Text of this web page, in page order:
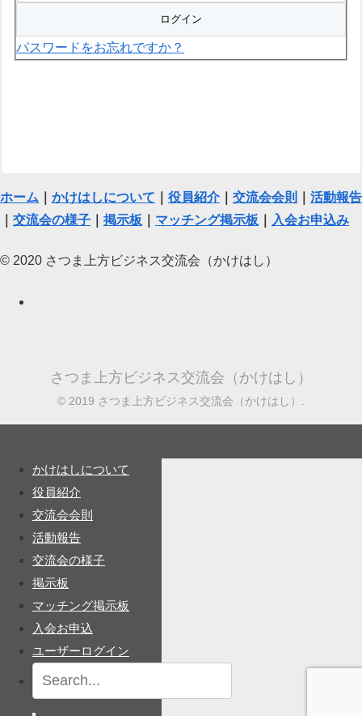
パスワードをお忘れですか？
ホーム かけはしについて 役員紹介｜ 交流会会則
活動報告
交流会の様子 掲示板 マッチング掲示板 入会お申込み
© 2020 さつま上方ビジネス交流会（かけはし）
さつま上方ビジネス交流会（かけはし）
© 2019 さつま上方ビジネス交流会（かけはし）.
かけはしについて
役員紹介
交流会会則
活動報告
交流会の様子
掲示板
マッチング掲示板
入会お申込
ユーザーログイン